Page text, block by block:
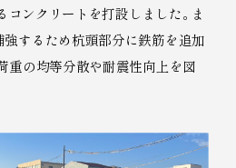
コンクリートを打設しました。 ま
強するため杭頭部分に鉄筋を追加
重の均等分散や耐震性向上を図